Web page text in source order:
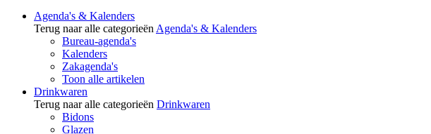
Agenda's & Kalenders
Terug naar alle categorieën Agenda's & Kalenders
Bureau-agenda's
Kalenders
Zakagenda's
Toon alle artikelen
Drinkwaren
Terug naar alle categorieën Drinkwaren
Bidons
Glazen